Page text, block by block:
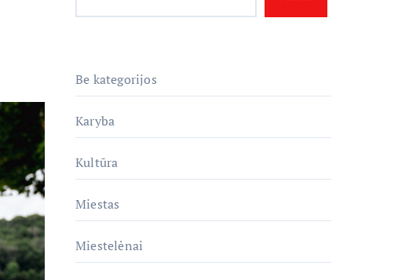
Be kategorijos
Karyba
Kultūra
Miestas
Miestelėnai